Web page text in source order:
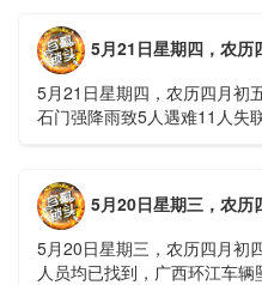
5月21日星期四，农历
5月21日星期四，农历四月初
石门强降雨致5人遇难11人失
5月20日星期三，农历
5月20日星期三，农历四月初
人员均已找到，广西环江车